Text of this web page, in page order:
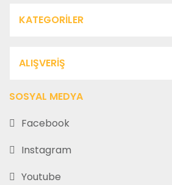
KATEGORİLER
ALIŞVERİŞ
SOSYAL MEDYA
Facebook
Instagram
Youtube